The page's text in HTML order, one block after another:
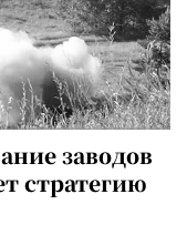
заводов
стратегию